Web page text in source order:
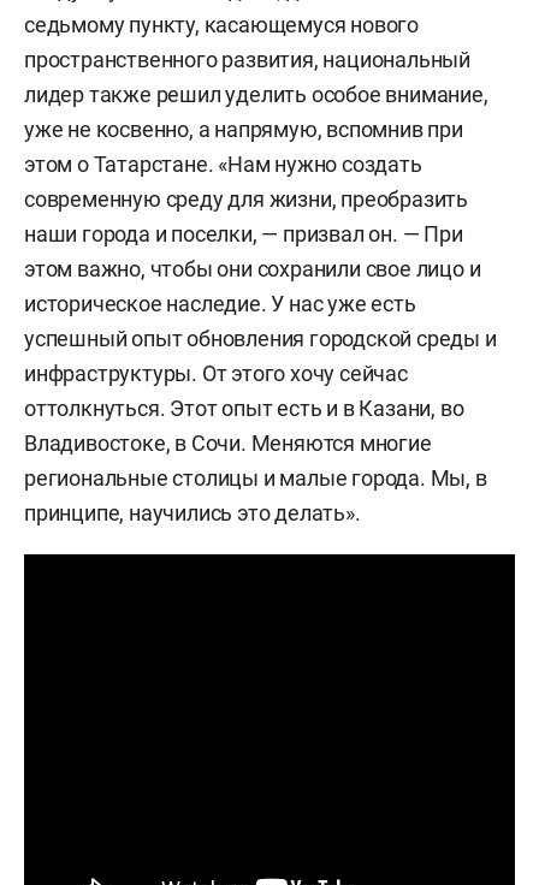
седьмому пункту, касающемуся нового
пространственного развития, национальный
лидер также решил уделить особое внимание,
уже не косвенно, а напрямую, вспомнив при
этом о Татарстане. «Нам нужно создать
современную среду для жизни, преобразить
наши города и поселки, — призвал он. — При
этом важно, чтобы они сохранили свое лицо и
историческое наследие. У нас уже есть
успешный опыт обновления городской среды и
инфраструктуры. От этого хочу сейчас
оттолкнуться. Этот опыт есть и в Казани, во
Владивостоке, в Сочи. Меняются многие
региональные столицы и малые города. Мы, в
принципе, научились это делать».